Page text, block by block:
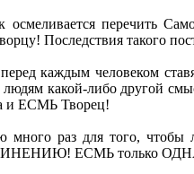
осмеливается перечить
Последствия такого
каждым человеком
какой-либо другой
и ЕСМЬ Творец!
много раз для того,
ЕСМЬ только